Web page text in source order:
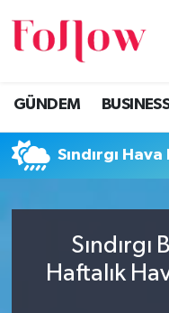
GÜNDEM
Sındırgı
Sındırgı
Haftalık
GÜNDEM
BUSINESS
KÜLTÜR &
MODA
EĞİTİM
Eskişehir
Eskişehir Hava
Eskişehir
Eskişehir Trafik
Süper Lig Puan